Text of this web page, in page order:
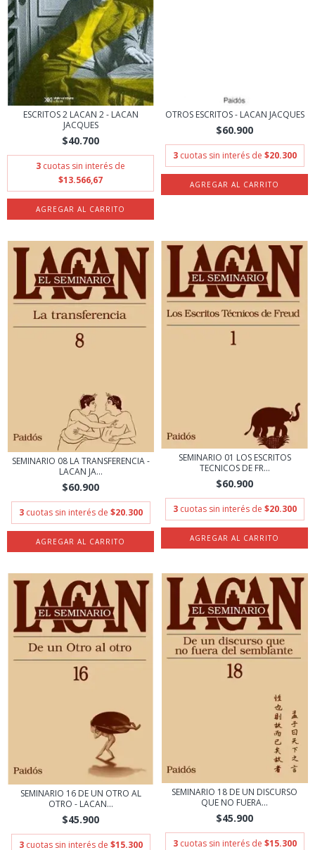
ESCRITOS 2 LACAN 2 - LACAN
JACQUES
$40.700
3 cuotas sin interés de
$13.566,67
OTROS ESCRITOS - LACAN JACQUES
$60.900
3 cuotas sin interés de $20.300
SEMINARIO 08 LA TRANSFERENCIA -
LACAN JA...
$60.900
3 cuotas sin interés de $20.300
SEMINARIO 01 LOS ESCRITOS
TECNICOS DE FR...
$60.900
3 cuotas sin interés de $20.300
SEMINARIO 16 DE UN OTRO AL
OTRO - LACAN...
$45.900
3 cuotas sin interés de $15.300
SEMINARIO 18 DE UN DISCURSO
QUE NO FUERA...
$45.900
3 cuotas sin interés de $15.300